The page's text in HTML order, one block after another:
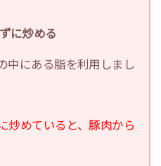
に炒める
中にある脂を利用しまし
炒めていると、 豚肉から